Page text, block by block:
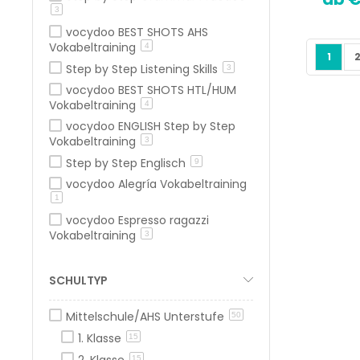
Seite
Sie
1 2
3
vocydoo BEST SHOTS AHS
Vokabeltraining
4
Step by Step Listening Skills 3
vocydoo BEST SHOTS HTL/HUM
Vokabeltraining
4
vocydoo ENGLISH Step by Step
Vokabeltraining
3
Step by Step Englisch 9
vocydoo Alegría Vokabeltraining
1
vocydoo Espresso ragazzi
Vokabeltraining
3
SCHULTYP
Mittelschule/AHS Unterstufe 50
1. Klasse 15
15